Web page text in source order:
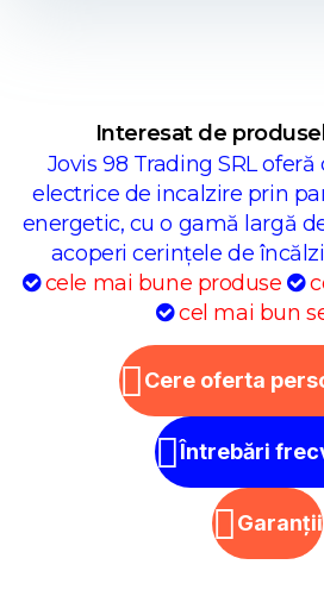
Interesat de
Jovis 98 Trading SRL
electrice de incalzire prin
energetic, cu o gamă largă
acoperi cerințele de
cele mai bune produse
cel mai bun
Cere oferta
Întrebări
Garanții